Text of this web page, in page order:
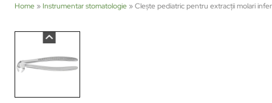
Home » Instrumentar stomatologie »Clește pediatric pentru extracții molari